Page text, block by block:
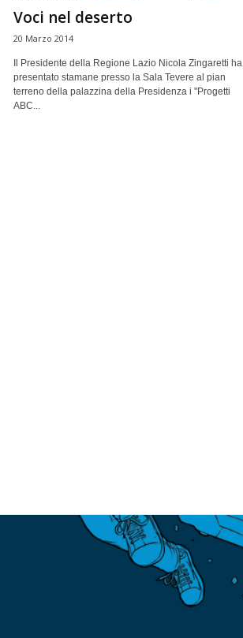
Voci nel deserto
20 Marzo 2014
Il Presidente della Regione Lazio Nicola Zingaretti ha
presentato stamane presso la Sala Tevere al pian
terreno della palazzina della Presidenza i "Progetti
ABC...